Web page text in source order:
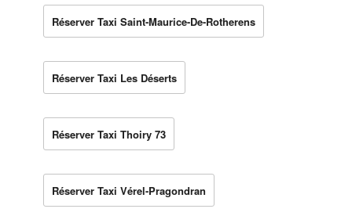
Réserver Taxi Saint-Maurice-De-Rotherens
Réserver Taxi Les Déserts
Réserver Taxi Thoiry 73
Réserver Taxi Vérel-Pragondran